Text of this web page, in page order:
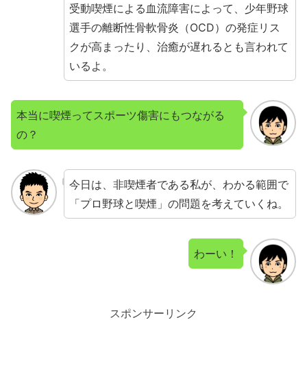
受動喫煙による血流障害によって、少年野球
選手の離断性骨軟骨炎（OCD）の発症リス
クが高まったり、治癒が遅れるとも言われて
いるよ。
本当に喫煙ってスポーツ傷害にもつながる
の？
今日は、非喫煙者である私が、わかる範囲で
「プロ野球と喫煙」の問題を考えていくね。
わーい！
スポンサーリンク